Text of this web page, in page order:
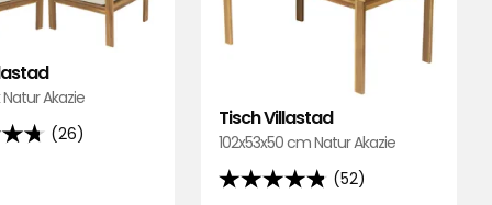
Akazie
(26)
hinzufügen
Tisch Villastad
102x53x50 cm Natur Akazie
(52)
4.8